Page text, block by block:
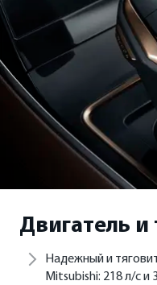
Двигатель и
Надежный и
Mitsubishi: 218 л/с